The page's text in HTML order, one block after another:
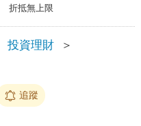
折抵無上限
投資理財
＞
追蹤